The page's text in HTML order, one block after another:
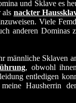
und Sklave es
als nackter
Viele
anderen Dominas
männliche Sklaven
, obwohl
entledigen
Hausherrin